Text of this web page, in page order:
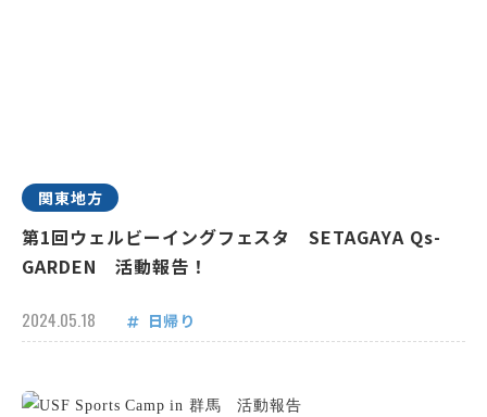
関東地方
第1回ウェルビーイングフェスタ SETAGAYA Qs-
GARDEN 活動報告！
2024.05.18 日帰り